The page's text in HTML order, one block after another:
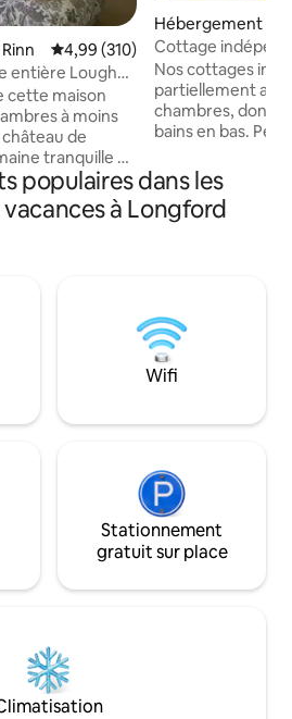
Évaluation moyenne sur la
4,99 (310)
entière Lough
cette maison
à moins
de
tranquille de
entièrement
cuisine
et une
moderne
est à 3,5 km et
La ville de
route, Carrick-
de
Hébergement ⋅
Cottage
Blue Sky
Nos cottages
partiellement
chambres, dont
bains en bas.
en option.
sereine et de la
l'emplacement
salon avec
petit déjeuner
linge de lit et les
Séjour de 2 nuits
populaires dans les
à Longford
Wifi
Stationnement
gratuit sur place